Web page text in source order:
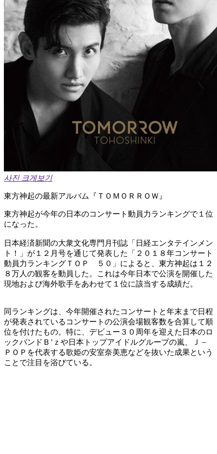
사진 크게보기
東方神起の最新アルバム『ＴＯＭＯＲＲＯＷ』
東方神起が今年の日本のコンサート動員力ランキングで１位
になった。
日本経済新聞の大衆文化専門月刊誌「日経エンタテインメン
ト！」が１２月号を通じて発表した「２０１８年コンサート
動員力ランキングＴＯＰ ５０」によると、東方神起は１２
８万人の観客を動員した。これは今年日本で公演を開催した
現地および海外歌手をあわせて１位に該当する成績だ。
同ランキングは、今年開催されたコンサートと年末まで日程
が発表されているコンサートの公演会場観客数を合算して順
位を付けたもの。特に、デビュー３０周年を迎えた日本のロ
ックバンドＢ’ｚや日本トップアイドルグループの嵐、Ｊ－
ＰＯＰを代表する歌姫の安室奈美恵などを抜いた成果という
ことで注目を浴びている。